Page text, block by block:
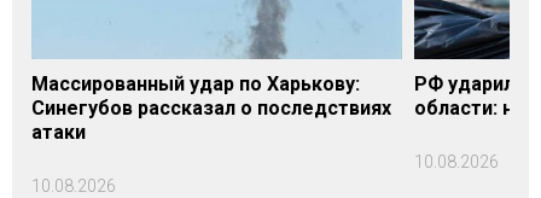
Массированный удар по Харькову:
Синегубов рассказал о последствиях
атаки
10.08.2026
РФ ударила
области: на
10.08.2026